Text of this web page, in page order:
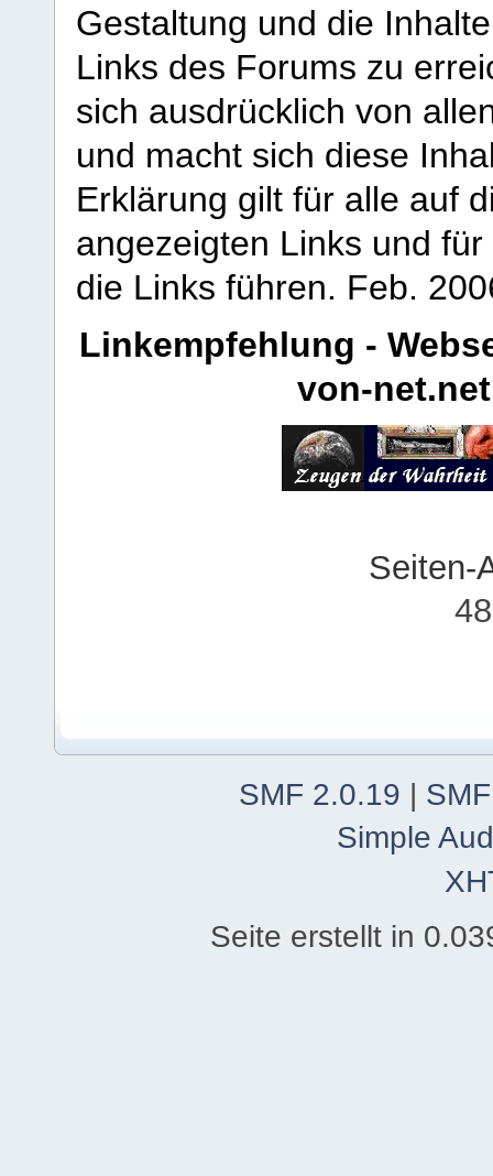
Gestaltung und die
Links des Forums zu
sich ausdrücklich von
und macht sich diese
Erklärung gilt für alle auf
angezeigten Links und
die Links führen. Feb.
Linkempfehlung -
von-net.net
Seiten-
SMF 2.0.19 |
Simple
Seite erstellt in